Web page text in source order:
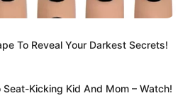
To Reveal Your Darkest Secrets!
Kicking Kid And Mom – Watch!